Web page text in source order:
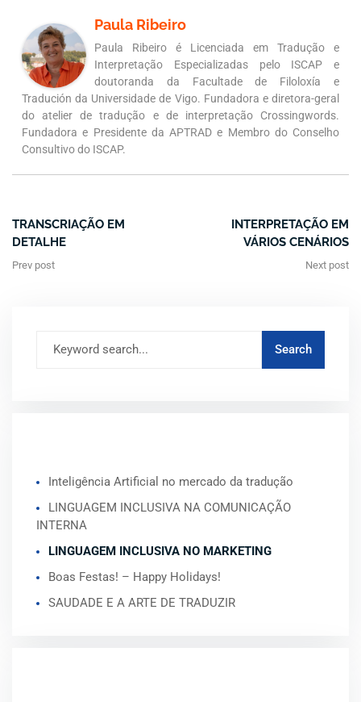
Paula Ribeiro
Paula Ribeiro é Licenciada em Tradução e
Interpretação Especializadas pelo ISCAP e
doutoranda da Facultade de Filoloxía e
Tradución da Universidade de Vigo. Fundadora e diretora-geral
do atelier de tradução e de interpretação Crossingwords.
Fundadora e Presidente da APTRAD e Membro do Conselho
Consultivo do ISCAP.
TRANSCRIAÇÃO EM
DETALHE
Prev post
INTERPRETAÇÃO EM
VÁRIOS CENÁRIOS
Next post
Inteligência Artificial no mercado da tradução
LINGUAGEM INCLUSIVA NA COMUNICAÇÃO
INTERNA
LINGUAGEM INCLUSIVA NO MARKETING
Boas Festas! – Happy Holidays!
SAUDADE E A ARTE DE TRADUZIR